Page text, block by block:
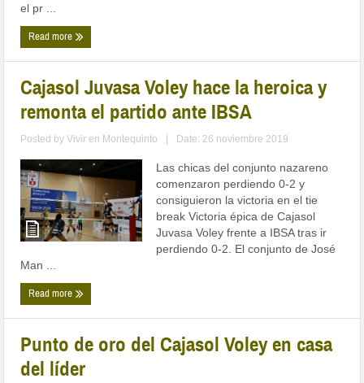
el pr ...
Read more
Cajasol Juvasa Voley hace la heroica y
remonta el partido ante IBSA
Posted byVivir en Montequinto Date: 26 noviembre 2019
Las chicas del conjunto nazareno
comenzaron perdiendo 0-2 y
consiguieron la victoria en el tie
break Victoria épica de Cajasol
Juvasa Voley frente a IBSA tras ir
perdiendo 0-2. El conjunto de José
Man ...
Read more
Punto de oro del Cajasol Voley en casa
del líder